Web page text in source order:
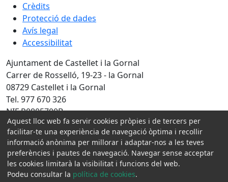
Crèdits
Protecció de dades
Avís legal
Accessibilitat
Ajuntament de Castellet i la Gornal
Carrer de Rosselló, 19-23 - la Gornal
08729 Castellet i la Gornal
Tel. 977 670 326
NIF P0805700B
Amb la col·laboració de:
Aquest lloc web fa servir cookies pròpies i de tercers per
facilitar-te una experiència de navegació òptima i recollir
informació anònima per millorar i adaptar-nos a les teves
preferències i pautes de navegació. Navegar sense acceptar
les cookies limitarà la visibilitat i funcions del web.
Podeu consultar la política de cookies.